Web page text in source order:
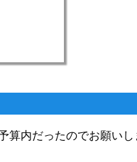
内だったのでお願いし